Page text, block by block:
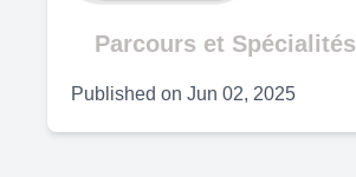
Parcours et Spécialités
Published on Jun 02, 2025